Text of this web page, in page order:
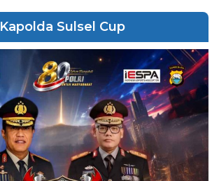
Kapolda Sulsel Cup